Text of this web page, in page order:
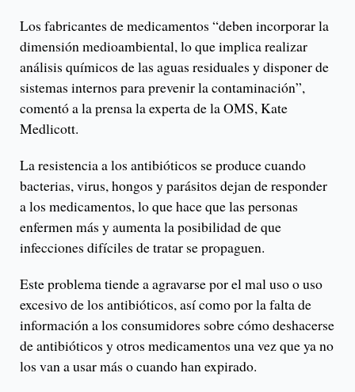
Los fabricantes de medicamentos “deben incorporar la
dimensión medioambiental, lo que implica realizar
análisis químicos de las aguas residuales y disponer de
sistemas internos para prevenir la contaminación”,
comentó a la prensa la experta de la OMS, Kate
Medlicott.
La resistencia a los antibióticos se produce cuando
bacterias, virus, hongos y parásitos dejan de responder
a los medicamentos, lo que hace que las personas
enfermen más y aumenta la posibilidad de que
infecciones difíciles de tratar se propaguen.
Este problema tiende a agravarse por el mal uso o uso
excesivo de los antibióticos, así como por la falta de
información a los consumidores sobre cómo deshacerse
de antibióticos y otros medicamentos una vez que ya no
los van a usar más o cuando han expirado.